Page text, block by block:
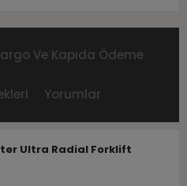
Ve Kapıda Ödeme
Yorumlar
Ultra Radial Forklift